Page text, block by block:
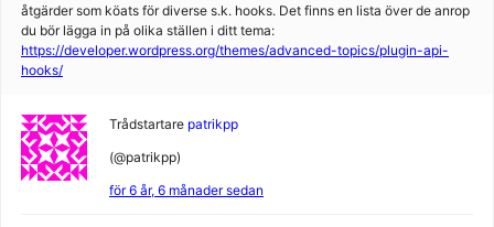
åtgärder som köats för diverse s.k. hooks. Det finns en lista över de anrop
du bör lägga in på olika ställen i ditt tema:
https://developer.wordpress.org/themes/advanced-topics/plugin-api-
hooks/
Trådstartare patrikpp
(@patrikpp)
för 6 år, 6 månader sedan